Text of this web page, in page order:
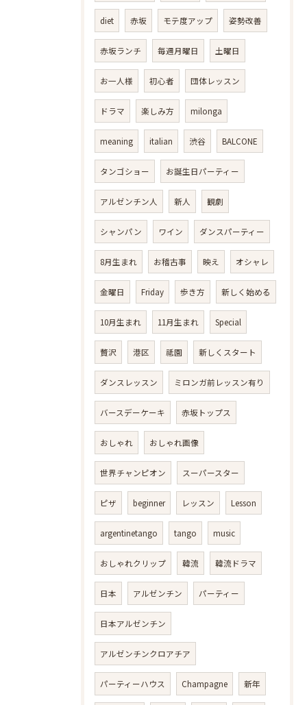
diet 赤坂 モテ度アップ 姿勢改善
赤坂ランチ 毎週月曜日 土曜日
お一人様 初心者 団体レッスン
ドラマ 楽しみ方 milonga
meaning italian 渋谷 BALCONE
タンゴショー お誕生日パーティー
アルゼンチン人 新人 観劇
シャンパン ワイン ダンスパーティー
8月生まれ お稽古事 映え オシャレ
金曜日 Friday 歩き方 新しく始める
10月生まれ 11月生まれ Special
贅沢 港区 祗園 新しくスタート
ダンスレッスン ミロンガ前レッスン有り
バースデーケーキ 赤坂トップス
おしゃれ おしゃれ画像
世界チャンピオン スーパースター
ピザ beginner レッスン Lesson
argentinetango tango music
おしゃれクリップ 韓流 韓流ドラマ
日本 アルゼンチン パーティー
日本アルゼンチン
アルゼンチンクロアチア
パーティーハウス Champagne 新年